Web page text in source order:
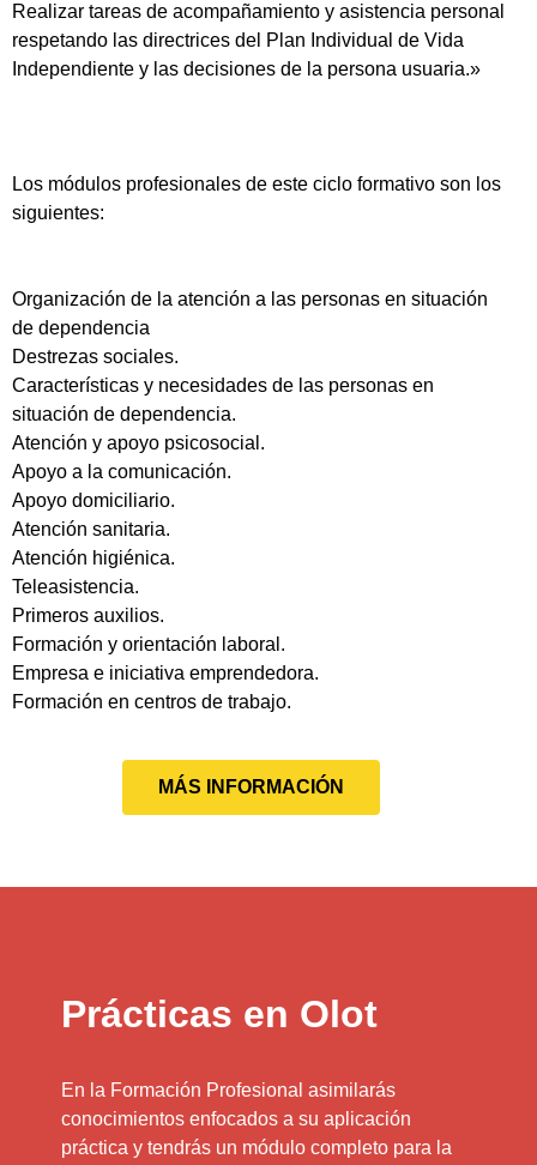
Realizar tareas de acompañamiento y asistencia personal
respetando las directrices del Plan Individual de Vida
Independiente y las decisiones de la persona usuaria.»
Los módulos profesionales de este ciclo formativo son los
siguientes:
Organización de la atención a las personas en situación
de dependencia
Destrezas sociales.
Características y necesidades de las personas en
situación de dependencia.
Atención y apoyo psicosocial.
Apoyo a la comunicación.
Apoyo domiciliario.
Atención sanitaria.
Atención higiénica.
Teleasistencia.
Primeros auxilios.
Formación y orientación laboral.
Empresa e iniciativa emprendedora.
Formación en centros de trabajo.
MÁS INFORMACIÓN
Prácticas en Olot
En la Formación Profesional asimilarás
conocimientos enfocados a su aplicación
práctica y tendrás un módulo completo para la